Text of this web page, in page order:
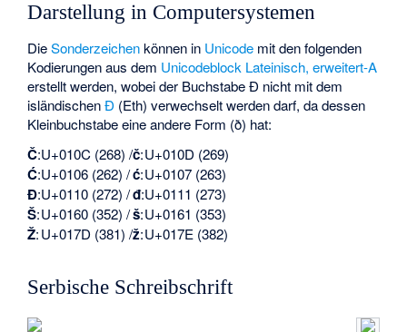
Darstellung in Computersystemen
DieSonderzeichenkönnen in Unicode mit den folgenden
Kodierungen aus dem Unicodeblock Lateinisch, erweitert-A
erstellt werden, wobei der BuchstabeĐ nicht mit dem
isländischenÐ (Eth) verwechselt werden darf, da dessen
Kleinbuchstabe eine andere Form (ð) hat:
Č:U+010C (268) /č:U+010D (269)
Ć:U+0106 (262) /ć:U+0107 (263)
Đ:U+0110 (272) /đ:U+0111 (273)
Š:U+0160 (352) /š:U+0161 (353)
Ž:U+017D (381) /ž:U+017E (382)
Serbische Schreibschrift